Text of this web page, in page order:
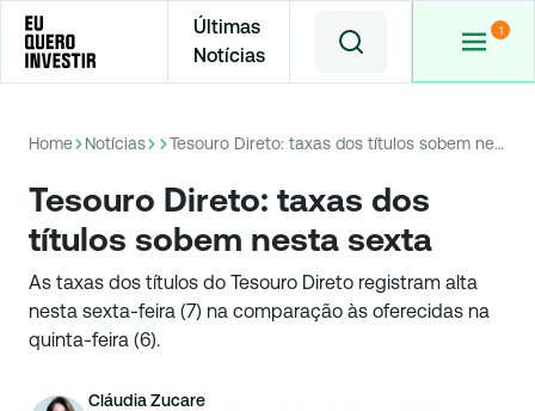
Últimas
Notícias
Home Notícias Tesouro Direto: taxas dos títulos sobem nesta sexta
Tesouro Direto: taxas dos
títulos sobem nesta sexta
As taxas dos títulos do Tesouro Direto registram alta
nesta sexta-feira (7) na comparação às oferecidas na
quinta-feira (6).
Cláudia Zucare